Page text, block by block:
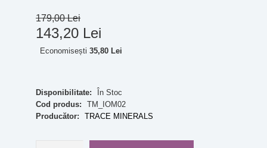
179,00Lei
143,20 Lei
Economisești 35,80 Lei
Disponibilitate:
În Stoc
Cod produs:
TM_IOM02
Producător:
TRACE MINERALS